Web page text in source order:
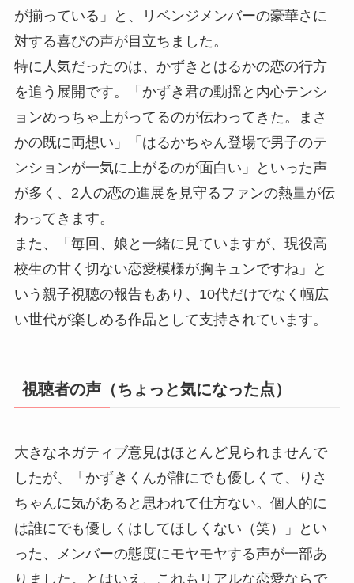
が揃っている」と、リベンジメンバーの豪華さに
対する喜びの声が目立ちました。
特に人気だったのは、かずきとはるかの恋の行方
を追う展開です。「かずき君の動揺と内心テンシ
ョンめっちゃ上がってるのが伝わってきた。まさ
かの既に両想い」「はるかちゃん登場で男子のテ
ンションが一気に上がるのが面白い」といった声
が多く、2人の恋の進展を見守るファンの熱量が伝
わってきます。
また、「毎回、娘と一緒に見ていますが、現役高
校生の甘く切ない恋愛模様が胸キュンですね」と
いう親子視聴の報告もあり、10代だけでなく幅広
い世代が楽しめる作品として支持されています。
視聴者の声（ちょっと気になった点）
大きなネガティブ意見はほとんど見られませんで
したが、「かずきくんが誰にでも優しくて、りさ
ちゃんに気があると思われて仕方ない。個人的に
は誰にでも優しくはしてほしくない（笑）」とい
った、メンバーの態度にモヤモヤする声が一部あ
りました。とはいえ、これもリアルな恋愛ならで